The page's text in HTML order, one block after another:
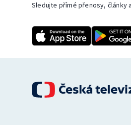
Sledujte přímé přenosy, články